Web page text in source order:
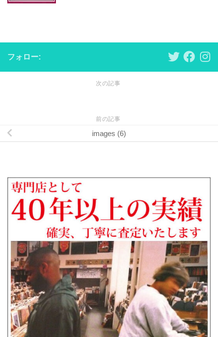
フォロー:
次の記事
前の記事
images (6)